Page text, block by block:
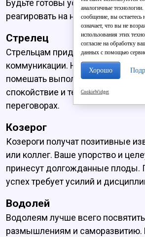
Будьте готовы услышать критику
реагировать на неё.
Стрелец
Стрельцам придется
коммуникации. Неожиданные
помешать выполнению планов.
спокойствие и терпение,
переговорах.
Козерог
Козероги получат позитивные
или коллег. Ваше упорство и
принесут долгожданные плоды.
успех требует усилий и
Водолей
Водолеям лучше всего
размышлениям и саморазвитию.
аналогичные
сообщение, вы остаетесь
означает, что вы не
использования этих
согласие на обработку
данных с помощью
Хорошо
CookieWidget